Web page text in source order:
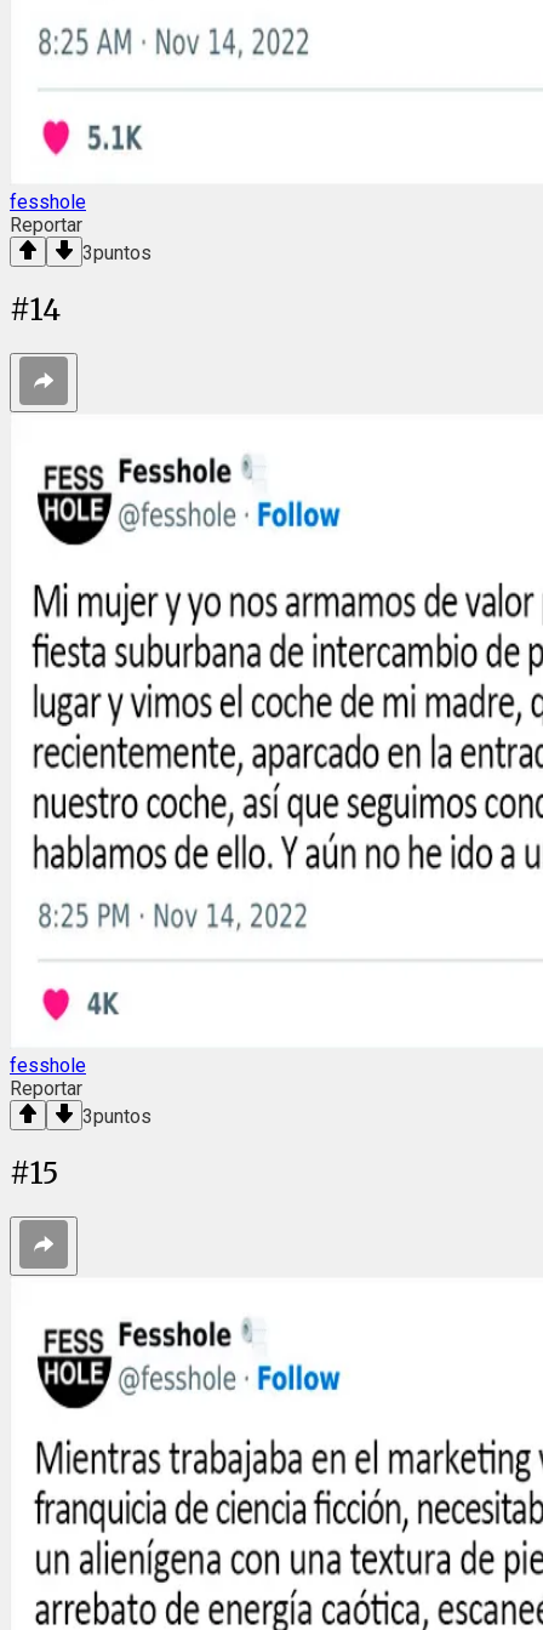
fesshole
Reportar
3puntos
#14
fesshole
Reportar
3puntos
#15